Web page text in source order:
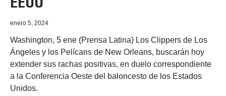
enero 5, 2024
Washington, 5 ene (Prensa Latina) Los Clippers de Los
Ángeles y los Pelícans de New Orleans, buscarán hoy
extender sus rachas positivas, en duelo correspondiente
a la Conferencia Oeste del baloncesto de los Estados
Unidos.